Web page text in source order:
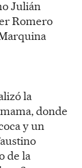
Julián
Romero
la
donde
y un
de la